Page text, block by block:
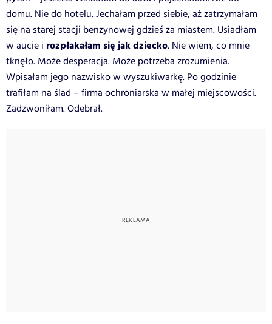
domu. Nie do hotelu. Jechałam przed siebie, aż zatrzymałam
się na starej stacji benzynowej gdzieś za miastem. Usiadłam
w aucie i rozpłakałam się jak dziecko. Nie wiem, co mnie
tknęło. Może desperacja. Może potrzeba zrozumienia.
Wpisałam jego nazwisko w wyszukiwarkę. Po godzinie
trafiłam na ślad – firma ochroniarska w małej miejscowości.
Zadzwoniłam. Odebrał.